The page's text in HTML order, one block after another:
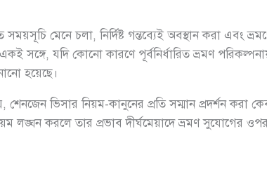
সময়সূচি মেনে চলা, নির্দিষ্ট গন্তব্যেই অবস্থান করা এবং
সঙ্গে, যদি কোনো কারণে পূর্বনির্ধারিত ভ্রমণ
হয়েছে।
ভিসার নিয়ম-কানুনের প্রতি সম্মান প্রদর্শন করা
লঙ্ঘন করলে তার প্রভাব দীর্ঘমেয়াদে ভ্রমণ সুযোগের